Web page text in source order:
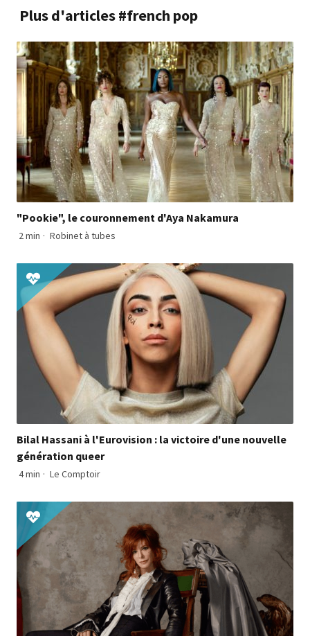
Plus d'articles #french pop
"Pookie", le couronnement d'Aya Nakamura
2 min · Robinet à tubes
Bilal Hassani à l'Eurovision : la victoire d'une nouvelle
génération queer
4 min · Le Comptoir